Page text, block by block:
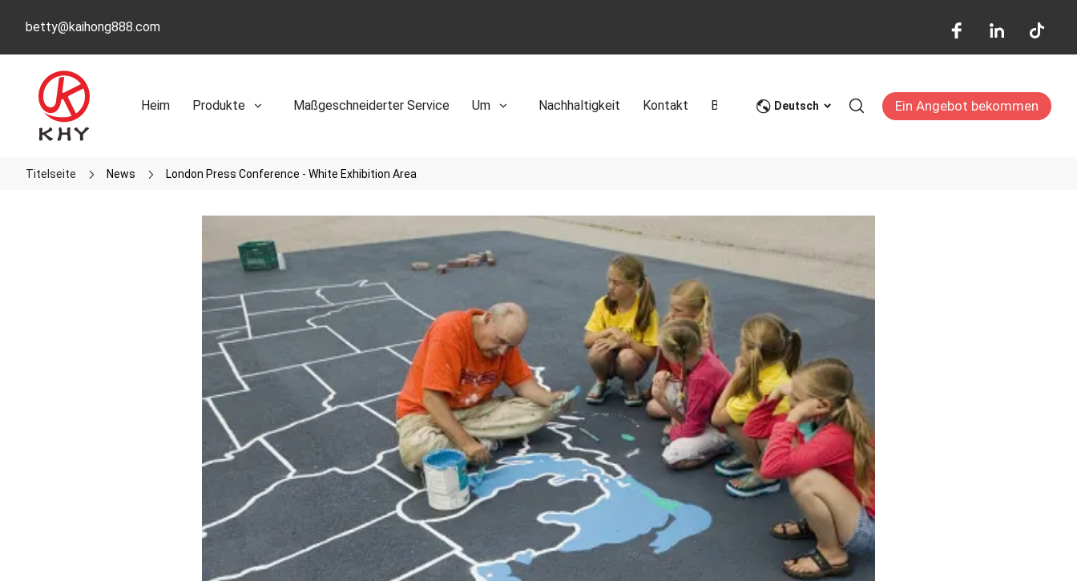
betty@kaihong888.com
Heim Produkte Maßgeschneiderter Service Um Nachhaltigkeit Kontakt Blog Deutsch Ein Angebot bekommen
Titelseite News London Press Conference - White Exhibition Area